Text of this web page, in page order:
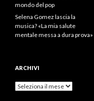
mondo del pop
Selena Gomez lascia la
musica? «La mia salute
mentale messa a dura prova»
ARCHIVI
Archivi